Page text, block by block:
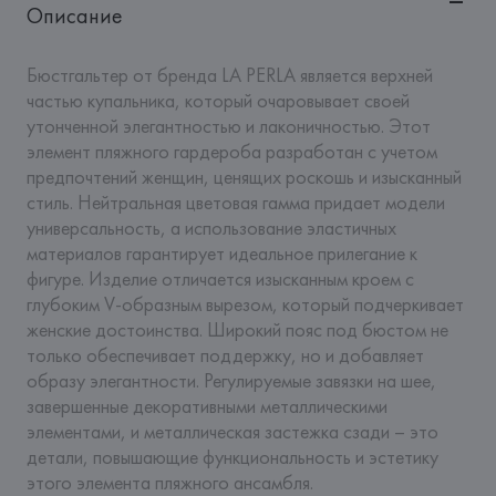
Описание
Бюстгальтер от бренда LA PERLA является верхней
частью купальника, который очаровывает своей
утонченной элегантностью и лаконичностью. Этот
элемент пляжного гардероба разработан с учетом
предпочтений женщин, ценящих роскошь и изысканный
стиль. Нейтральная цветовая гамма придает модели
универсальность, а использование эластичных
материалов гарантирует идеальное прилегание к
фигуре. Изделие отличается изысканным кроем с
глубоким V-образным вырезом, который подчеркивает
женские достоинства. Широкий пояс под бюстом не
только обеспечивает поддержку, но и добавляет
образу элегантности. Регулируемые завязки на шее,
завершенные декоративными металлическими
элементами, и металлическая застежка сзади – это
детали, повышающие функциональность и эстетику
этого элемента пляжного ансамбля.